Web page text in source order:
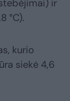
ir
°C).
kurio
siekė 4,6